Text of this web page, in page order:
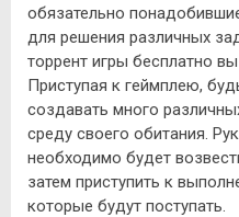
обязательно
для решения различных
торрент игры бесплатно
Приступая к геймплею,
создавать много
среду своего обитания.
необходимо будет
затем приступить к
которые будут поступать.